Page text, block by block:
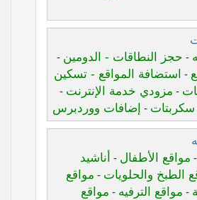
- حجز النطاقات - الدومين -
- استضافة المواقع - تسكين
- مزودي خدمة الإنترنت -
سكربتات - إضافات ووردبرس
- مواقع الأطفال - أناشيد
الطبخ والحلويات - مواقع
- مواقع الترفيه - مواقع